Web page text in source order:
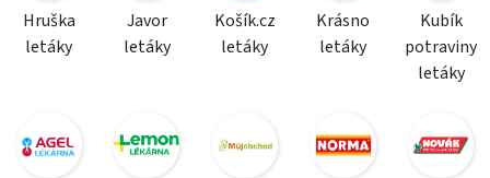
Hruška
letáky
Javor
letáky
Košík.cz
letáky
Krásno
letáky
Kubík
potraviny
letáky